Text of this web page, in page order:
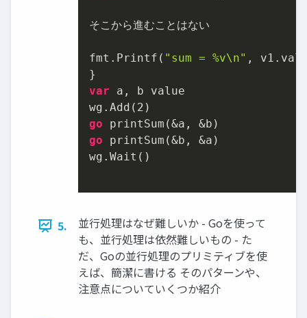
そこから進むことはない
fmt.Printf( "sum = %v\n" ,
var a, b value
wg.Add( 2
go
go printSum(&b, &a)
wg.Wait()
5.
並行処理はなぜ難しいか - Goを使って
も、並行処理は依然難しいもの - た
だ、Goの並行処理のプリミティブを使
えば、簡潔に書ける そのパターンや、
注意点についていくつか紹介